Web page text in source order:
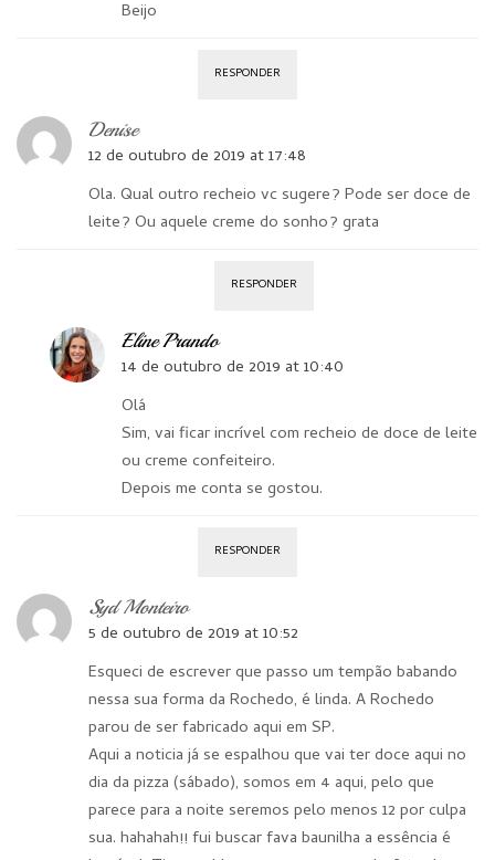
Beijo
RESPONDER
Denise
12 de outubro de 2019 at 17:48
Ola. Qual outro recheio vc sugere? Pode ser doce de
leite? Ou aquele creme do sonho? grata
RESPONDER
Eline Prando
14 de outubro de 2019 at 10:40
Olá
Sim, vai ficar incrível com recheio de doce de leite
ou creme confeiteiro.
Depois me conta se gostou.
RESPONDER
Syd Monteiro
5 de outubro de 2019 at 10:52
Esqueci de escrever que passo um tempão babando
nessa sua forma da Rochedo, é linda. A Rochedo
parou de ser fabricado aqui em SP.
Aqui a noticia já se espalhou que vai ter doce aqui no
dia da pizza (sábado), somos em 4 aqui, pelo que
parece para a noite seremos pelo menos 12 por culpa
sua. hahahah!! fui buscar fava baunilha a essência é